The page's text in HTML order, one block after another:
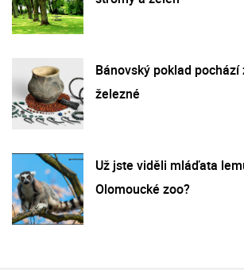
Bánovský poklad
železné
Už jste viděli mláďata
Olomoucké zoo?